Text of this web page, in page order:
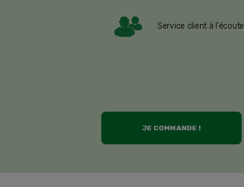
Service client à l'écoute
JE COMMANDE !